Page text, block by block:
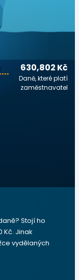
630,802 Kč
Daně, které platí
zaměstnavatel
Stojí ho
Kč. Jinak
vydělaných